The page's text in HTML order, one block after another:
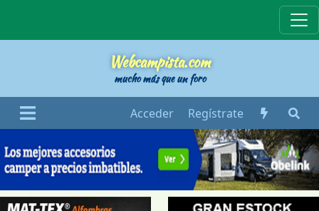
Webcampista.com
mucho más que un foro
Acceder Regístrate